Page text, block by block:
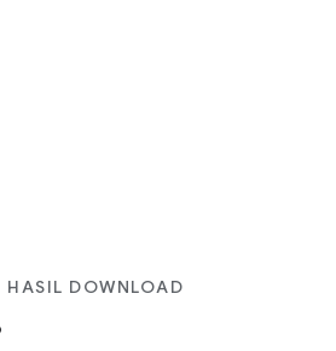
HASIL DOWNLOAD